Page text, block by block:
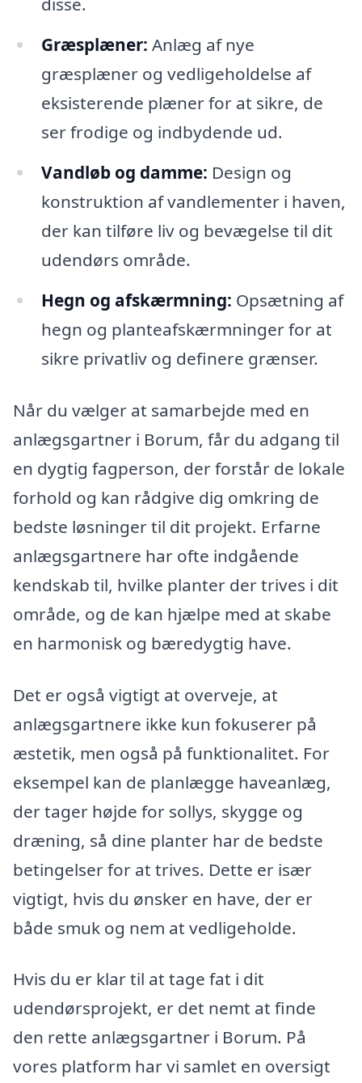
Græsplæner: Anlæg af nye
græsplæner og vedligeholdelse af
eksisterende plæner for at sikre, de
ser frodige og indbydende ud.
Vandløb og damme: Design og
konstruktion af vandlementer i haven,
der kan tilføre liv og bevægelse til dit
udendørs område.
Hegn og afskærmning: Opsætning af
hegn og planteafskærmninger for at
sikre privatliv og definere grænser.
Når du vælger at samarbejde med en
anlægsgartner i Borum, får du adgang til
en dygtig fagperson, der forstår de lokale
forhold og kan rådgive dig omkring de
bedste løsninger til dit projekt. Erfarne
anlægsgartnere har ofte indgående
kendskab til, hvilke planter der trives i dit
område, og de kan hjælpe med at skabe
en harmonisk og bæredygtig have.
Det er også vigtigt at overveje, at
anlægsgartnere ikke kun fokuserer på
æstetik, men også på funktionalitet. For
eksempel kan de planlægge haveanlæg,
der tager højde for sollys, skygge og
dræning, så dine planter har de bedste
betingelser for at trives. Dette er især
vigtigt, hvis du ønsker en have, der er
både smuk og nem at vedligeholde.
Hvis du er klar til at tage fat i dit
udendørsprojekt, er det nemt at finde
den rette anlægsgartner i Borum. På
vores platform har vi samlet en oversigt